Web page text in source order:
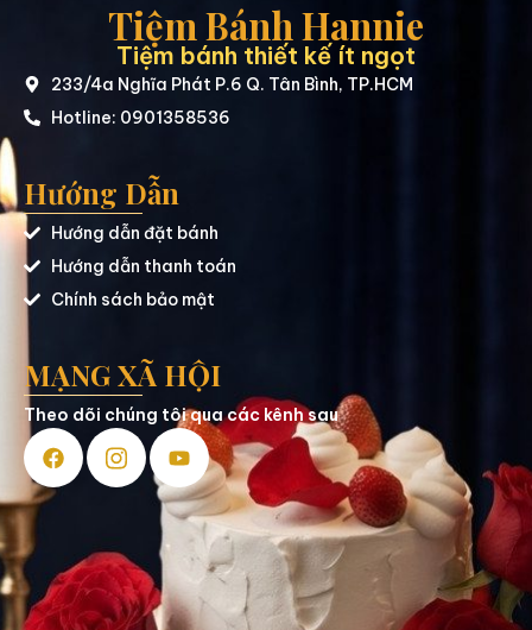
Tiệm Bánh Hannie
Tiệm bánh thiết kế ít ngọt
233/4a Nghĩa Phát P.6 Q. Tân Bình, TP.HCM
Hotline: 0901358536
Hướng Dẫn
Hướng dẫn đặt bánh
Hướng dẫn thanh toán
Chính sách bảo mật
MẠNG XÃ HỘI
Theo dõi chúng tôi qua các kênh sau